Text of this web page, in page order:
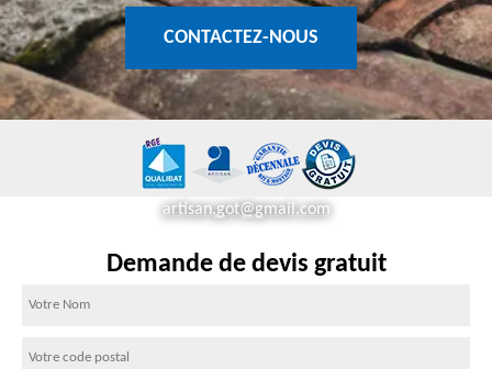
CONTACTEZ-NOUS
artisan.got@gmail.com
Demande de devis gratuit